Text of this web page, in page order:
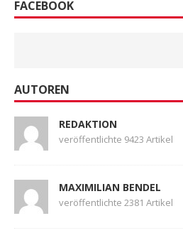
FACEBOOK
AUTOREN
REDAKTION
veröffentlichte 9423 Artikel
MAXIMILIAN BENDEL
veröffentlichte 2381 Artikel